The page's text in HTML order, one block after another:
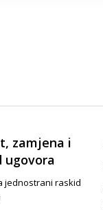
zamjena i
ugovora
jednostrani raskid